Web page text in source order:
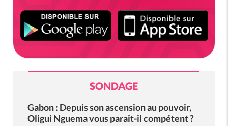
SONDAGE
Gabon : Depuis son ascension au pouvoir,
Oligui Nguema vous parait-il compétent ?